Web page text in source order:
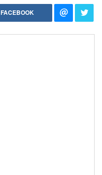
FACEBOOK